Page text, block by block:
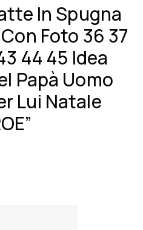
In Spugna
Foto 36 37
44 45 Idea
Papà Uomo
Lui Natale